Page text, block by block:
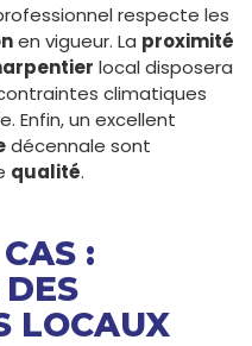
respecte les
en vigueur. La proximité
local disposera
climatiques
Enfin, un excellent
décennale sont
qualité.
:
LOCAUX